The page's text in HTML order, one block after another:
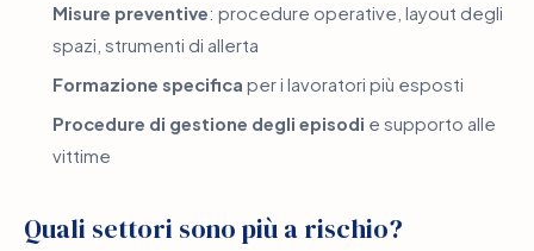
Misure preventive: procedure operative, layout degli
spazi, strumenti di allerta
Formazione specifica per i lavoratori più esposti
Procedure di gestione degli episodi e supporto alle
vittime
Quali settori sono più a rischio?